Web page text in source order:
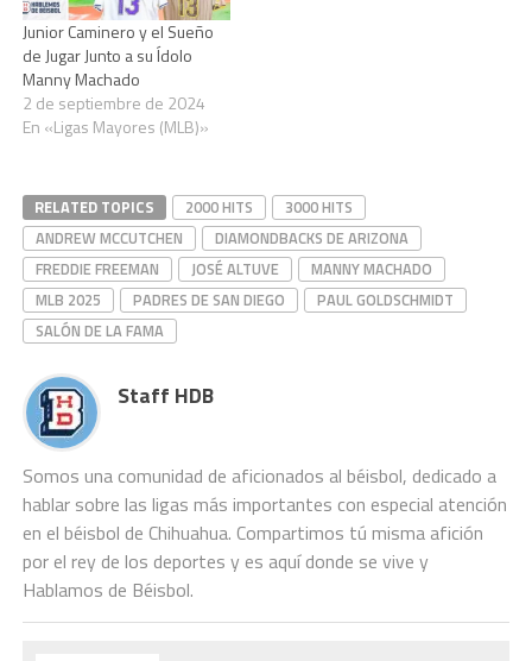
Junior Caminero y el Sueño
de Jugar Junto a su Ídolo
Manny Machado
2 de septiembre de 2024
En «Ligas Mayores (MLB)»
RELATED TOPICS 2000 HITS
3000 HITS
ANDREW MCCUTCHEN
DIAMONDBACKS DE ARIZONA
FREDDIE FREEMAN
JOSÉ ALTUVE
MANNY MACHADO
MLB 2025
PADRES DE SAN DIEGO
PAUL GOLDSCHMIDT
SALÓN DE LA FAMA
Staff HDB
Somos una comunidad de aficionados al béisbol, dedicado a
hablar sobre las ligas más importantes con especial atención
en el béisbol de Chihuahua. Compartimos tú misma afición
por el rey de los deportes y es aquí donde se vive y
Hablamos de Béisbol.